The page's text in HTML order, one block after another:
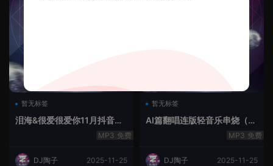
暂无标签
泪海&很爱很爱你11月抖音串
免费
DJ陶子 2025-11-25
暂无标签
AI篇翻唱连版轻音乐串烧（治
免费
DJ陶子 2025-11-25